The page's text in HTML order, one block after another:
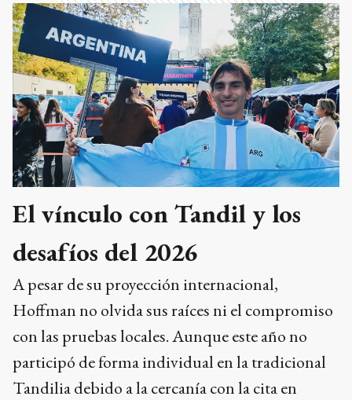
El vínculo con Tandil y los
desafíos del 2026
A pesar de su proyección internacional,
Hoffman no olvida sus raíces ni el compromiso
con las pruebas locales. Aunque este año no
participó de forma individual en la tradicional
Tandilia debido a la cercanía con la cita en